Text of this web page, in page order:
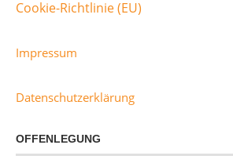
Cookie-Richtlinie (EU)
Impressum
Datenschutzerklärung
OFFENLEGUNG